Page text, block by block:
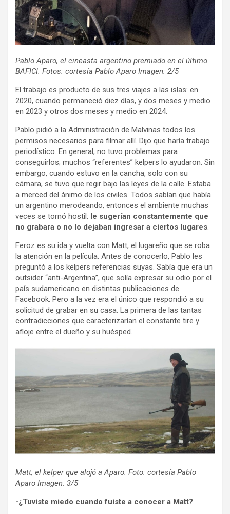
Pablo Aparo, el cineasta argentino premiado en el último
BAFICI. Fotos: cortesía Pablo Aparo Imagen: 2/5
El trabajo es producto de sus tres viajes a las islas: en
2020, cuando permaneció diez días, y dos meses y medio
en 2023 y otros dos meses y medio en 2024.
Pablo pidió a la Administración de Malvinas todos los
permisos necesarios para filmar allí. Dijo que haría trabajo
periodístico. En general, no tuvo problemas para
conseguirlos; muchos “referentes” kelpers lo ayudaron. Sin
embargo, cuando estuvo en la cancha, solo con su
cámara, se tuvo que regir bajo las leyes de la calle. Estaba
a merced del ánimo de los civiles. Todos sabían que había
un argentino merodeando, entonces el ambiente muchas
veces se tornó hostil: le sugerían constantemente que
no grabara o no lo dejaban ingresar a ciertos lugares.
Feroz es su ida y vuelta con Matt, el lugareño que se roba
la atención en la película. Antes de conocerlo, Pablo les
preguntó a los kelpers referencias suyas. Sabía que era un
outsider “anti-Argentina”, que solía expresar su odio por el
país sudamericano en distintas publicaciones de
Facebook. Pero a la vez era el único que respondió a su
solicitud de grabar en su casa. La primera de las tantas
contradicciones que caracterizarían el constante tire y
afloje entre el dueño y su huésped.
Matt, el kelper que alojó a Aparo. Foto: cortesía Pablo
Aparo Imagen: 3/5
-¿Tuviste miedo cuando fuiste a conocer a Matt?